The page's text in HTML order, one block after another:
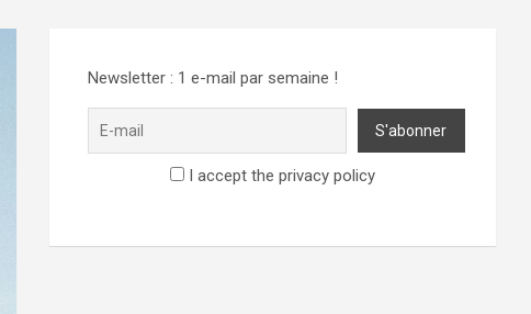
Newsletter : 1 e-mail par semaine !
I accept the privacy policy